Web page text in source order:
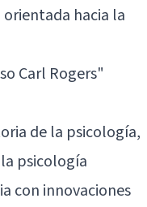
hacia la
Carl Rogers"
de la psicología,
psicología
con innovaciones